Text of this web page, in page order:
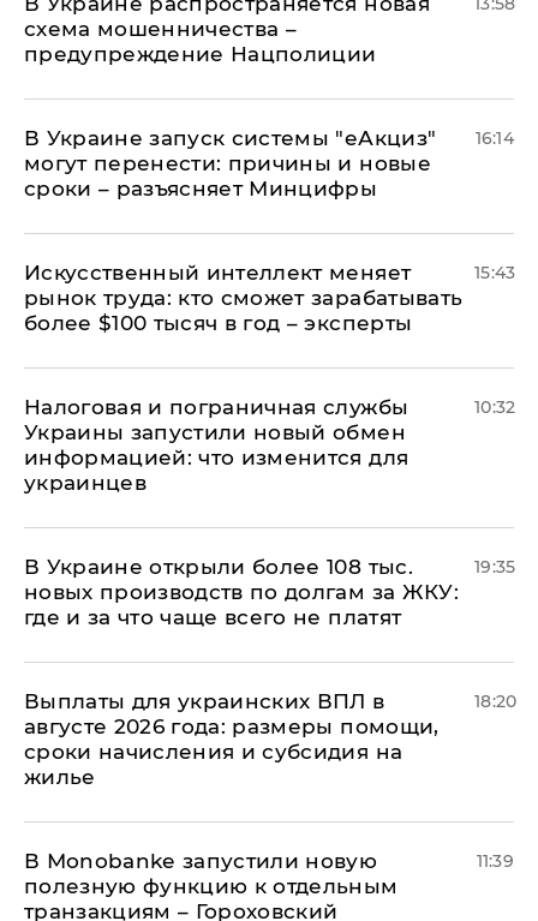
схема мошенничества –
предупреждение Нацполиции
В Украине запуск системы "еАкциз"
могут перенести: причины и новые
сроки – разъясняет Минцифры
16:14
Искусственный интеллект меняет
рынок труда: кто сможет зарабатывать
более $100 тысяч в год – эксперты
15:43
Налоговая и пограничная службы
Украины запустили новый обмен
информацией: что изменится для
украинцев
10:32
В Украине открыли более 108 тыс.
новых производств по долгам за ЖКУ:
где и за что чаще всего не платят
19:35
Выплаты для украинских ВПЛ в
августе 2026 года: размеры помощи,
сроки начисления и субсидия на
жилье
18:20
В Мonobankе запустили новую
полезную функцию к отдельным
транзакциям – Гороховский
11:39